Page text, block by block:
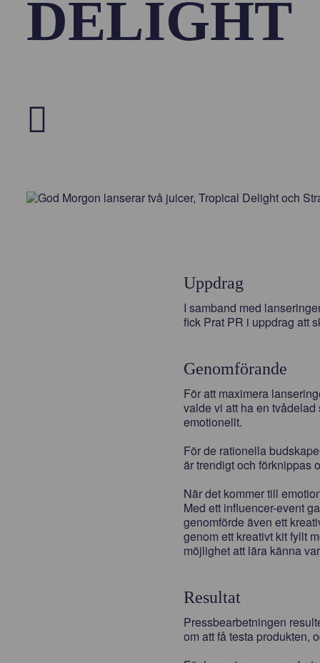
DELIGHT
Uppdrag
I samband med
fick Prat PR i uppdrag att
Genomförande
För att maximera
valde vi att ha en
emotionellt.
För de rationella
är trendigt och förknippas
När det kommer till
Med ett influencer-event
genomförde även ett
genom ett kreativt kit fyllt
möjlighet att lära känna
Resultat
Pressbearbetningen
om att få testa produkten,